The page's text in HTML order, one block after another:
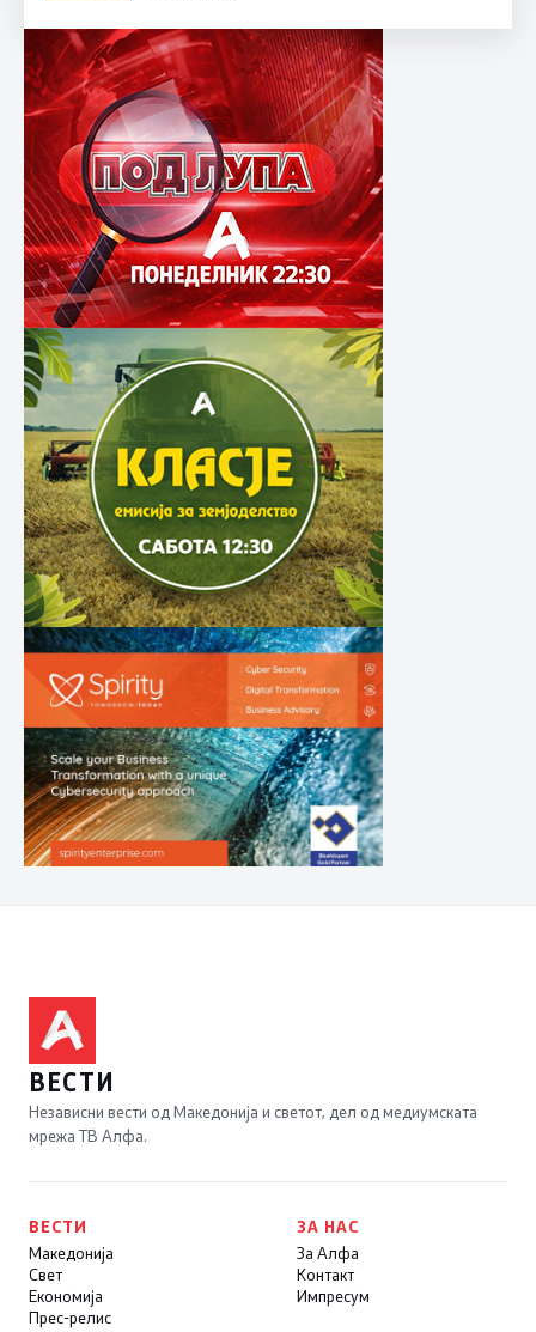
ВЕСТИ
Независни вести од Македонија и светот, дел од медиумската
мрежа ТВ Алфа.
ВЕСТИ
Македонија
Свет
Економија
Прес-релис
ЗА НАС
За Алфа
Контакт
Импресум